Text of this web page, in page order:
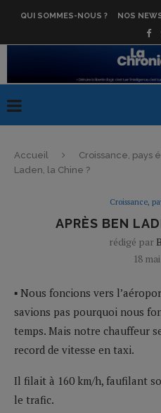
QUI SOMMES-NOUS ? NOS
Accueil Croissance, pays
Laden, la Chine ?
Croissance,
APRÈS BEN
rédigé par
18
▪ Nous foncions vers
savions pas pourquoi nous
temps. Mais notre chauffeur
record de vitesse en taxi.
Il filait à 160 km/h, faufilant
le trafic.